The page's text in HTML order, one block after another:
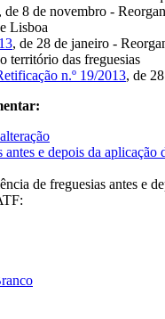
, de 8 de novembro -
Lisboa
, de 28 de janeiro -
território das freguesias
n.º 19/2013, de
antes e depois da
de freguesias antes e